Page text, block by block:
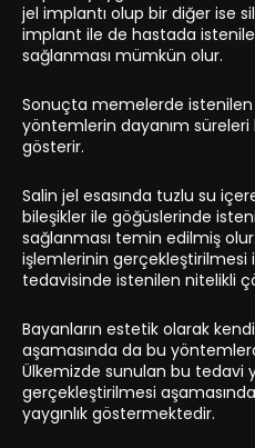
jel implantı olup bir diğer ise
implant ile de hastada
sağlanması mümkün olur.
Sonuçta memelerde istenilen
yöntemlerin dayanım süreleri
gösterir.
Salin jel esasında tuzlu su
bileşikler ile göğüslerinde
sağlanması temin edilmiş
işlemlerinin gerçekleştirilmesi
tedavisinde istenilen nitelikli
Bayanların estetik olarak
aşamasında da bu
Ülkemizde sunulan bu tedavi
gerçekleştirilmesi
yaygınlık göstermektedir.